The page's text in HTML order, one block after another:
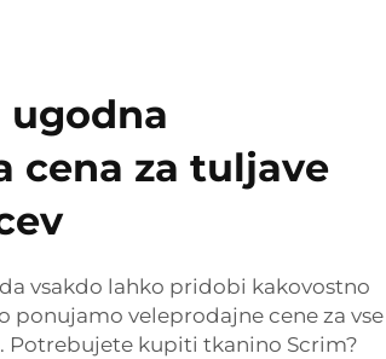
ugodna
cena za tuljave
vsakdo lahko pridobi kakovostno
ponujamo veleprodajne cene za vse
Potrebujete kupiti tkanino Scrim?